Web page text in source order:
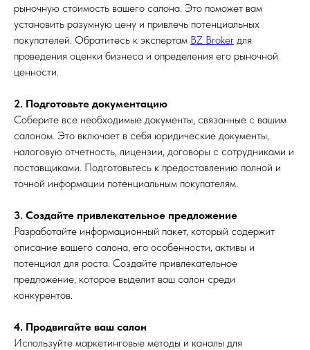
рыночную стоимость вашего салона. Это поможет вам
установить разумную цену и привлечь потенциальных
покупателей. Обратитесь к экспертам BZ Broker для
проведения оценки бизнеса и определения его рыночной
ценности.
2. Подготовьте документацию
Соберите все необходимые документы, связанные с вашим
салоном. Это включает в себя юридические документы,
налоговую отчетность, лицензии, договоры с сотрудниками и
поставщиками. Подготовьтесь к предоставлению полной и
точной информации потенциальным покупателям.
3. Создайте привлекательное предложение
Разработайте информационный пакет, который содержит
описание вашего салона, его особенности, активы и
потенциал для роста. Создайте привлекательное
предложение, которое выделит ваш салон среди
конкурентов.
4. Продвигайте ваш салон
Используйте маркетинговые методы и каналы для